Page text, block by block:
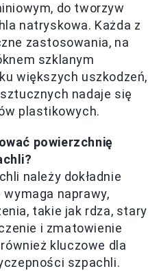
do tworzyw
natryskowa. Każda z
zastosowania, na
szklanym
większych uszkodzeń,
nadaje się
plastikowych.
powierzchnię
należy dokładnie
naprawy,
takie jak rdza, stary
i zmatowienie
kluczowe dla
szpachli.